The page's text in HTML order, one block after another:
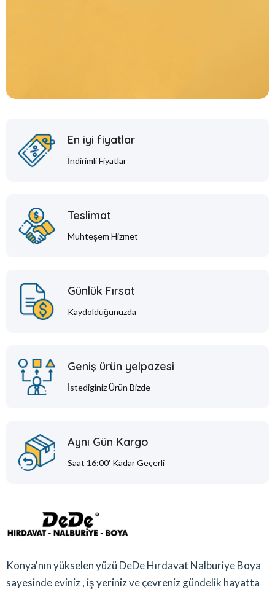
En iyi fiyatlar
İndirimli Fiyatlar
Teslimat
Muhteşem Hizmet
Günlük Fırsat
Kaydolduğunuzda
Geniş ürün yelpazesi
İstediginiz Ürün Bizde
Aynı Gün Kargo
Saat 16:00' Kadar Geçerli
Konya'nın yükselen yüzü DeDe Hırdavat Nalburiye Boya
sayesinde eviniz , iş yeriniz ve çevreniz gündelik hayatta